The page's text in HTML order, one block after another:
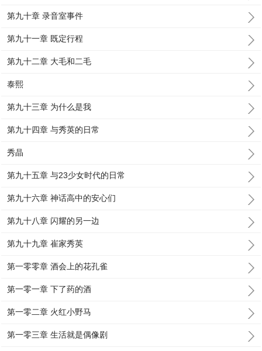
第九十章 录音室事件
第九十一章 既定行程
第九十二章 大毛和二毛
泰熙
第九十三章 为什么是我
第九十四章 与秀英的日常
秀晶
第九十五章 与23少女时代的日常
第九十六章 神话高中的安心们
第九十八章 闪耀的另一边
第九十九章 崔家秀英
第一零零章 酒会上的花孔雀
第一零一章 下了药的酒
第一零二章 火红小野马
第一零三章 生活就是偶像剧